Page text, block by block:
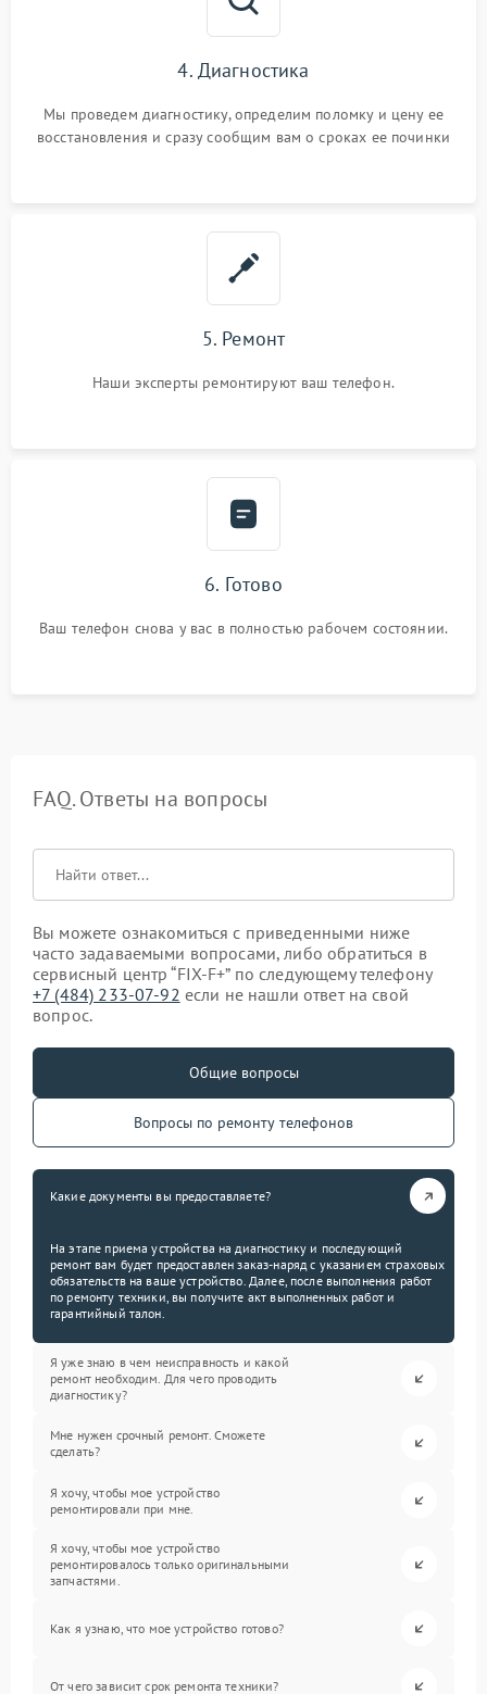
4. Диагностика
Мы проведем диагностику, определим поломку и цену ее
восстановления и сразу сообщим вам о сроках ее починки
5. Ремонт
Наши эксперты ремонтируют ваш телефон.
6. Готово
Ваш телефон снова у вас в полностью рабочем состоянии.
FAQ. Ответы на вопросы
Вы можете ознакомиться с приведенными ниже
часто задаваемыми вопросами, либо обратиться в
сервисный центр “FIX-F+” по следующему телефону
+7 (484) 233-07-92 если не нашли ответ на свой
вопрос.
Общие вопросы
Вопросы по ремонту телефонов
Какие документы вы предоставляете?
На этапе приема устройства на диагностику и последующий
ремонт вам будет предоставлен заказ-наряд с указанием страховых
обязательств на ваше устройство. Далее, после выполнения работ
по ремонту техники, вы получите акт выполненных работ и
гарантийный талон.
Я уже знаю в чем неисправность и какой
ремонт необходим. Для чего проводить
диагностику?
Мне нужен срочный ремонт. Сможете
сделать?
Я хочу, чтобы мое устройство
ремонтировали при мне.
Я хочу, чтобы мое устройство
ремонтировалось только оригинальными
запчастями.
Как я узнаю, что мое устройство готово?
От чего зависит срок ремонта техники?